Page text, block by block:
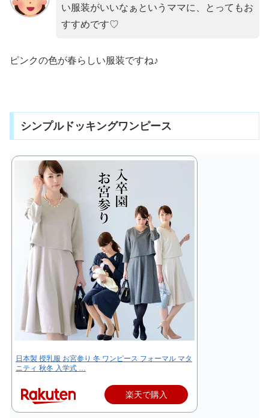
い服装がいいなぁというママに、とってもお
すすめです♡
ピンクの色が春らしい服装ですね♪
シンプルドッキングワンピース
日本製 授乳服 お宮参り 冬 ワンピース フォーマル マタ
ニティ 秋冬 入学式 …
楽天で購入